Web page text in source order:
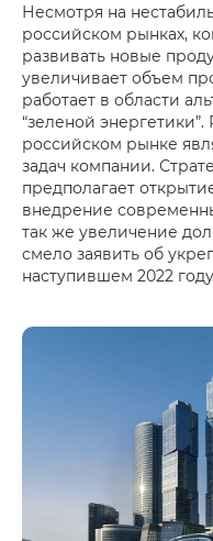
Несмотря на
российском рынках,
развивать новые
увеличивает объем
работает в области
“зеленой
российском рынке
задач компании.
предполагает
внедрение
так же увеличение
смело заявить об
наступившем 2022